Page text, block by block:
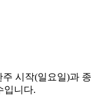
시작(일요일)과 종
입니다.